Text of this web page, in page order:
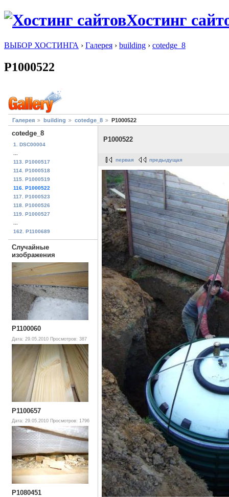
Хостинг
ВЫБОР ХОСТИНГА › Галерея › building › cotedge_8
P1000522
Галерея building cotedge_8 P1000522
cotedge_8
1. DSC00004
...
113. P1000517
114. P1000518
115. P1000519
116. P1000522
117. P1000523
118. P1000526
119. P1000527
...
162. P1100689
Случайные
изображения
P1100060
Дата: 29.05.2010 Просмотров: 387
P1100657
Дата: 29.05.2010 Просмотров: 1796
P1080451
P1000522
первая предыдущая